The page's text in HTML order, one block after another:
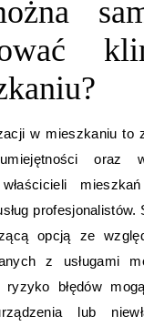
w mieszkaniu to
oraz
profesjonalistów.
opcją ze
z usługami
błędów
lub